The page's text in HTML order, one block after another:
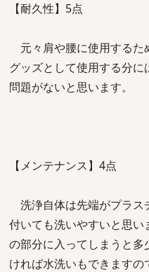
【耐久性】5点
元々肩や腰に使用するた
グッズとして使用する分に
問題がないと思います。
【メンテナンス】4点
洗浄自体は先端がプラス
付いても洗いやすいと思
の部分に入ってしまうと
ければ水洗いもできます